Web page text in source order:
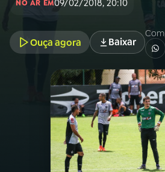
01INÍCIO
02A RÁDIO
PROGRAMAÇÃO
PROGRAMAS
PODCASTS
NO AR EM09/02/2018, 20:10
Ouça agora Baixar